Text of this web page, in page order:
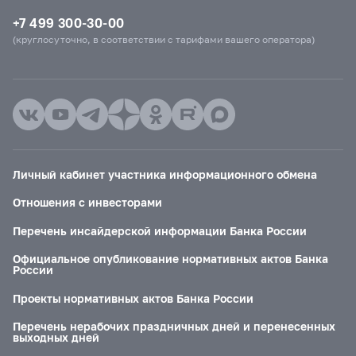
+7 499 300-30-00
(круглосуточно, в соответствии с тарифами вашего оператора)
Личный кабинет участника информационного обмена
Отношения с инвесторами
Перечень инсайдерской информации Банка России
Официальное опубликование нормативных актов Банка
России
Проекты нормативных актов Банка России
Перечень нерабочих праздничных дней и перенесенных
выходных дней